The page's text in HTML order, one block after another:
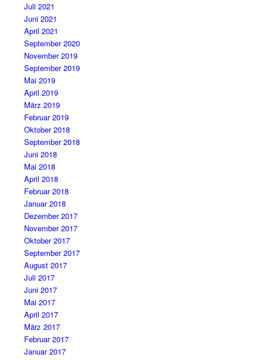
Juli 2021
Juni 2021
April 2021
September 2020
November 2019
September 2019
Mai 2019
April 2019
März 2019
Februar 2019
Oktober 2018
September 2018
Juni 2018
Mai 2018
April 2018
Februar 2018
Januar 2018
Dezember 2017
November 2017
Oktober 2017
September 2017
August 2017
Juli 2017
Juni 2017
Mai 2017
April 2017
März 2017
Februar 2017
Januar 2017